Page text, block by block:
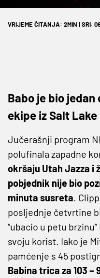
VRIJEME ČITANJA: 2MIN | SRI.
Babo je bio
ekipe iz Salt
Jučerašnji program
polufinala zapadne
okršaju Utah Jazza i
pobjednik nije bio
minuta susreta.
posljednje četvrtine
“ubacio u petu
svoju korist. Iako je
pamćenje s 45
Babina trica za 103